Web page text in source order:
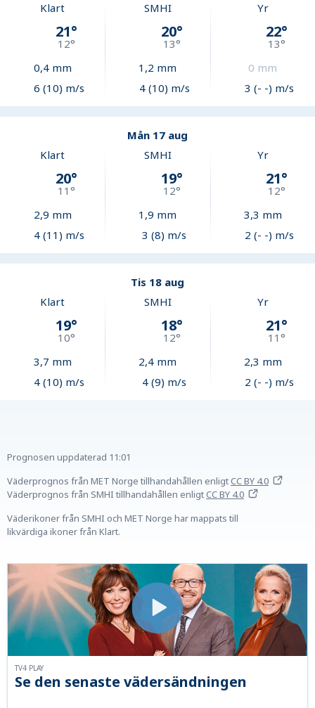
Klart
21°
12°
0,4mm
6 (10) m/s
SMHI
20°
13°
1,2 mm
4 (10) m/s
Yr
22°
13°
0 mm
3 (- -) m/s
Mån 17 aug
Klart
20°
11°
2,9 mm
4 (11) m/s
SMHI
19°
12°
1,9 mm
3 (8) m/s
Yr
21°
12°
3,3 mm
2 (- -) m/s
Tis 18 aug
Klart
19°
10°
3,7 mm
4 (10) m/s
SMHI
18°
12°
2,4 mm
4 (9) m/s
Yr
21°
11°
2,3 mm
2 (- -) m/s
Prognosen uppdaterad 11:01
Väderprognos från MET Norge tillhandahållen enligtCC BY 4.0
Väderprognos från SMHI tillhandahållen enligtCC BY 4.0
Väderikoner från SMHI och MET Norge har mappats till
likvärdiga ikoner från Klart.
Se den senaste vädersändningen
TV4 PLAY